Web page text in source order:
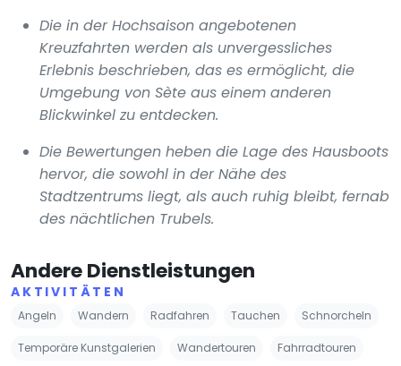
Die in der Hochsaison angebotenen
Kreuzfahrten werden als unvergessliches
Erlebnis beschrieben, das es ermöglicht, die
Umgebung von Sète aus einem anderen
Blickwinkel zu entdecken.
Die Bewertungen heben die Lage des Hausboots
hervor, die sowohl in der Nähe des
Stadtzentrums liegt, als auch ruhig bleibt, fernab
des nächtlichen Trubels.
Andere Dienstleistungen
AKTIVITÄTEN
Angeln Wandern Radfahren Tauchen Schnorcheln
Temporäre Kunstgalerien Wandertouren Fahrradtouren